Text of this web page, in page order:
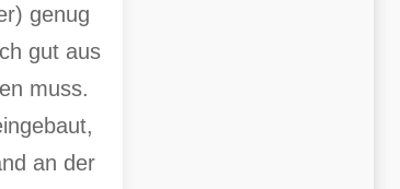
genug
gut aus
muss.
an der